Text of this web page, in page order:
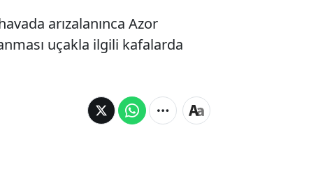
arızalanınca Azor
uçakla ilgili kafalarda